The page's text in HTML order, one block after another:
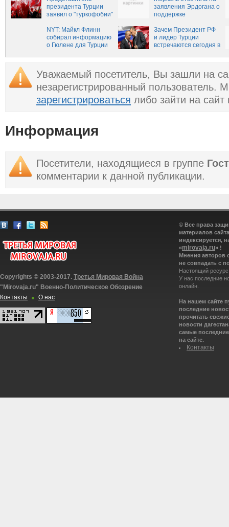
президента Турции
заявил о "туркофобии"
заявления Эрдогана о
поддержке
NYT: Майкл Флинн
собирал информацию
о Гюлене для Турции
Зачем Президент РФ
и лидер Турции
встречаются сегодня в
Уважаемый посетитель, Вы зашли на
незарегистрированный
зарегистрироваться либо зайти на
Информация
Посетители, находящиеся в группе
комментарии к данной публикации.
Copyrights © 2003-2017. Третья Мировая Война
"Mirovaja.ru" Военно-Политическое Обозрение
Контакты
О нас
© Все права
материалов
индексируется,
«mirovaja.ru» !
Мнения авторов
не совпадать с
Настоящий
У нас последние
онлайн.
На нашем сайте
последние
прочитать
новости
самые
на сайте.
Контакты